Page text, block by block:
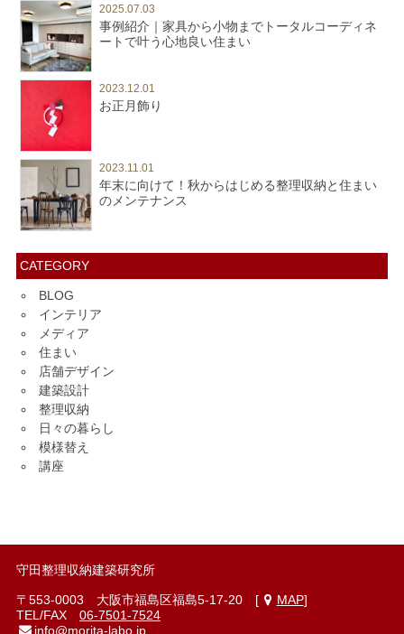
2025.07.03
事例紹介｜家具から小物までトータルコーディネ
ートで叶う心地良い住まい
2023.12.01
お正月飾り
2023.11.01
年末に向けて！秋からはじめる整理収納と住まい
のメンテナンス
CATEGORY
BLOG
インテリア
メディア
住まい
店舗デザイン
建築設計
整理収納
日々の暮らし
模様替え
講座
守田整理収納建築研究所
〒553-0003 大阪市福島区福島5-17-20 [ MAP]
TEL/FAX 06-7501-7524
info@morita-labo.jp